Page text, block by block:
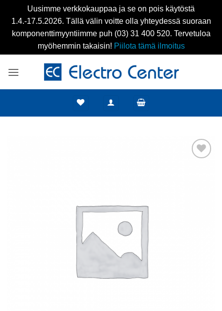
Uusimme verkkokauppaa ja se on pois käytöstä
1.4.-17.5.2026. Tällä välin voitte olla yhteydessä suoraan
komponenttimyyntiimme puh (03) 31 400 520. Tervetuloa
myöhemmin takaisin! Piilota tämä ilmoitus